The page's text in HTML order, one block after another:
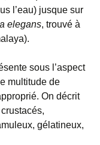
l’eau) jusque sur
elegans, trouvé à
sous l’aspect
multitude de
On décrit
gélatineux,